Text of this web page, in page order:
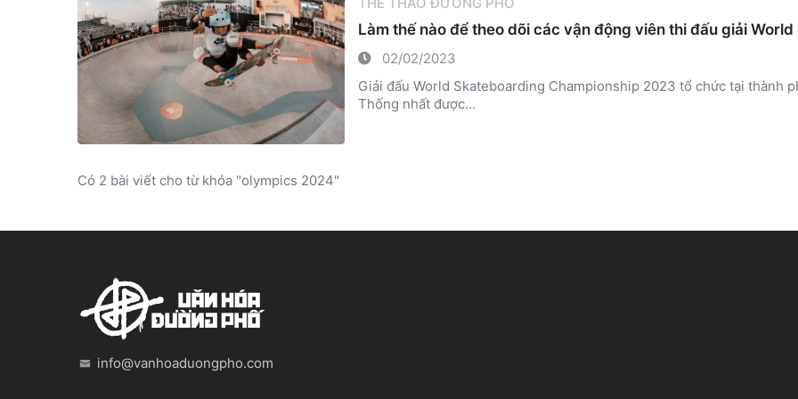
Làm thế nào để theo dõi các vận động viên thi đấu giải
02/02/2023
Giải đấu World Skateboarding Championship 2023 tổ chức tại thành
Thống nhất được...
Có 2 bài viết cho từ khóa "olympics 2024"
info@vanhoaduongpho.com